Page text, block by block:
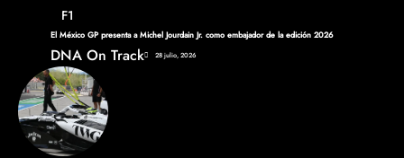
F1
El México GP presenta a Michel Jourdain Jr. como embajador de la edición 2026
DNA On Track 28 julio, 2026